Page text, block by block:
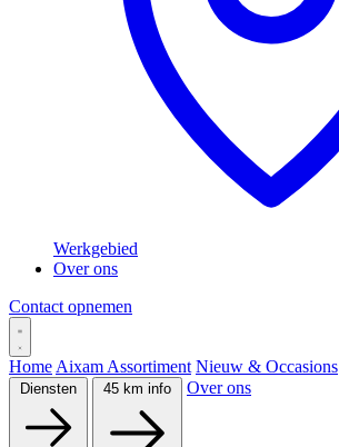
Werkgebied
Over ons
Contact opnemen
Home Aixam Assortiment Nieuw & Occasions
Over ons